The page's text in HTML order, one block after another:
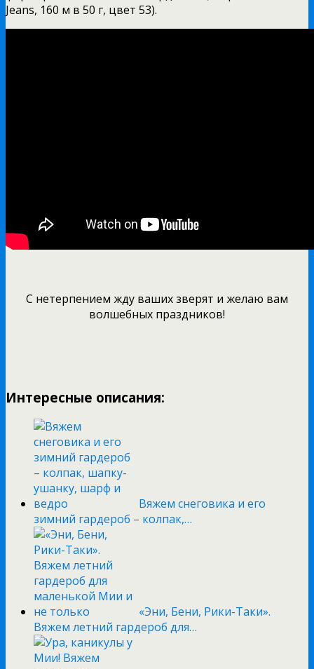
Jeans, 160 м в 50 г, цвет 53).
С нетерпением жду ваших зверят и желаю вам
волшебных праздников!
Интересные описания:
Вяжем снеговика и его
зимний гардероб – колпак,…
«Эни, Бени, Рики-Таки».
Вяжем летний гардероб для…